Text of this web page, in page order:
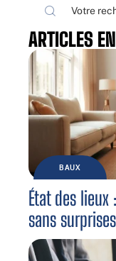
ARTICLES
BAUX
État des
sans